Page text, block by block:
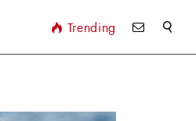
Trending